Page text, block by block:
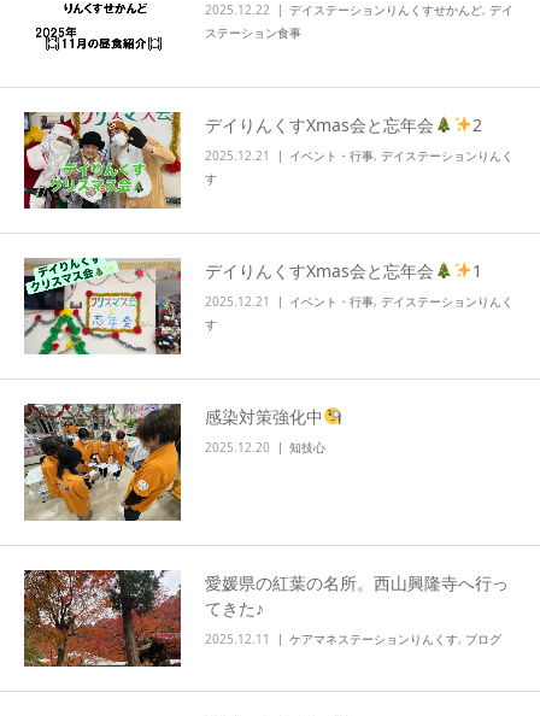
2025.12.22 デイステーションりんくすせかんど, デイ
ステーション食事
デイりんくすXmas会と忘年会 2
2025.12.21 イベント・行事, デイステーションりんく
す
デイりんくすXmas会と忘年会 1
2025.12.21 イベント・行事, デイステーションりんく
す
感染対策強化中
2025.12.20 知技心
愛媛県の紅葉の名所。西山興隆寺へ行っ
てきた♪
2025.12.11 ケアマネステーションりんくす, ブログ
求人情報
info